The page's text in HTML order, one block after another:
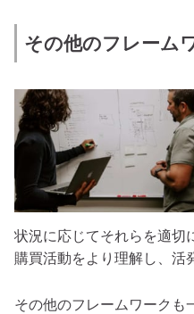
その他のフレーム
状況に応じてそれらを適切
購買活動をより理解し、活
その他のフレームワークも